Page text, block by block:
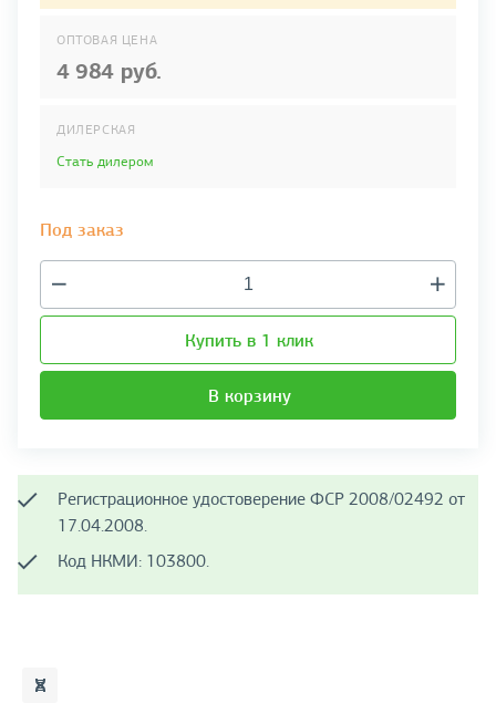
ОПТОВАЯ ЦЕНА
4 984 руб.
ДИЛЕРСКАЯ
Стать дилером
Под заказ
Купить в 1 клик
В корзину
Регистрационное удостоверение ФСР 2008/02492 от
17.04.2008.
Код НКМИ: 103800.